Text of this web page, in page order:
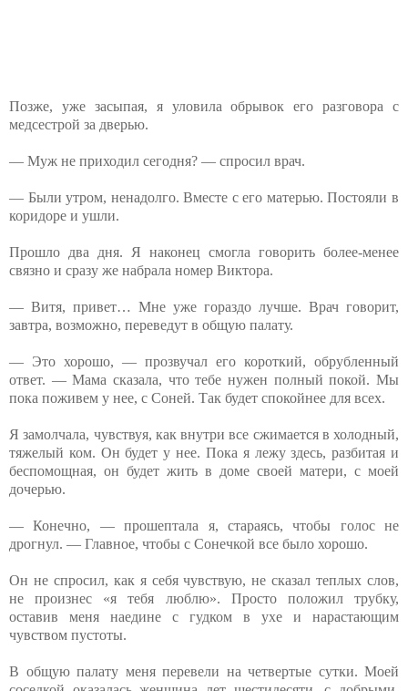
Позже, уже засыпая, я уловила обрывок его разговора с
медсестрой за дверью.
— Муж не приходил сегодня? — спросил врач.
— Были утром, ненадолго. Вместе с его матерью. Постояли в
коридоре и ушли.
Прошло два дня. Я наконец смогла говорить более-менее
связно и сразу же набрала номер Виктора.
— Витя, привет… Мне уже гораздо лучше. Врач говорит,
завтра, возможно, переведут в общую палату.
— Это хорошо, — прозвучал его короткий, обрубленный
ответ. — Мама сказала, что тебе нужен полный покой. Мы
пока поживем у нее, с Соней. Так будет спокойнее для всех.
Я замолчала, чувствуя, как внутри все сжимается в холодный,
тяжелый ком. Он будет у нее. Пока я лежу здесь, разбитая и
беспомощная, он будет жить в доме своей матери, с моей
дочерью.
— Конечно, — прошептала я, стараясь, чтобы голос не
дрогнул. — Главное, чтобы с Сонечкой все было хорошо.
Он не спросил, как я себя чувствую, не сказал теплых слов,
не произнес «я тебя люблю». Просто положил трубку,
оставив меня наедине с гудком в ухе и нарастающим
чувством пустоты.
В общую палату меня перевели на четвертые сутки. Моей